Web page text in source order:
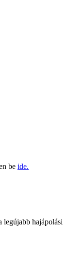
be ide.
legújabb hajápolási